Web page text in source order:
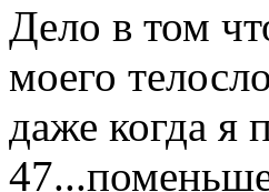
Дело в том
моего
даже когда я